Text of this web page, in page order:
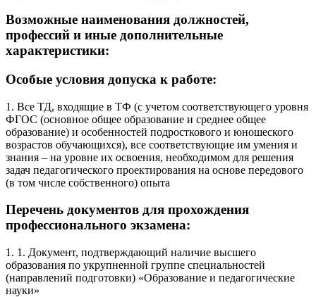
Возможные наименования должностей,
профессий и иные дополнительные
характеристики:
Особые условия допуска к работе:
1. Все ТД, входящие в ТФ (с учетом соответствующего уровня
ФГОС (основное общее образование и среднее общее
образование) и особенностей подросткового и юношеского
возрастов обучающихся), все соответствующие им умения и
знания – на уровне их освоения, необходимом для решения
задач педагогического проектирования на основе передового
(в том числе собственного) опыта
Перечень документов для прохождения
профессионального экзамена:
1. 1. Документ, подтверждающий наличие высшего
образования по укрупненной группе специальностей
(направлений подготовки) «Образование и педагогические
науки»